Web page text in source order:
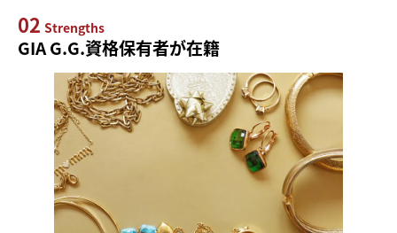
02 Strengths
GIA G.G.資格保有者が在籍